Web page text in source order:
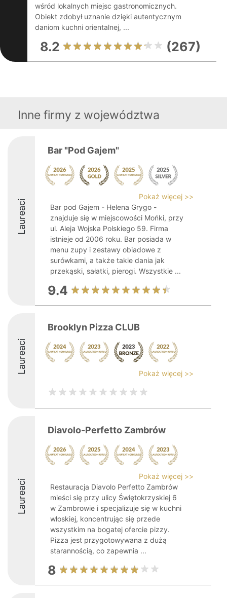
wśród lokalnych miejsc gastronomicznych.
Obiekt zdobył uznanie dzięki autentycznym
daniom kuchni orientalnej, ...
8.2 (267)
Inne firmy z województwa
Laureaci
Bar "Pod Gajem"
Pokaż więcej >>
Bar pod Gajem - Helena Grygo -
znajduje się w miejscowości Mońki, przy
ul. Aleja Wojska Polskiego 59. Firma
istnieje od 2006 roku. Bar posiada w
menu zupy i zestawy obiadowe z
surówkami, a także takie dania jak
przekąski, sałatki, pierogi. Wszystkie ...
9.4
Laureaci
Brooklyn Pizza CLUB
Pokaż więcej >>
Laureaci
Diavolo-Perfetto Zambrów
Pokaż więcej >>
Restauracja Diavolo Perfetto Zambrów
mieści się przy ulicy Świętokrzyskiej 6
w Zambrowie i specjalizuje się w kuchni
włoskiej, koncentrując się przede
wszystkim na bogatej ofercie pizzy.
Pizza jest przygotowywana z dużą
starannością, co zapewnia ...
8